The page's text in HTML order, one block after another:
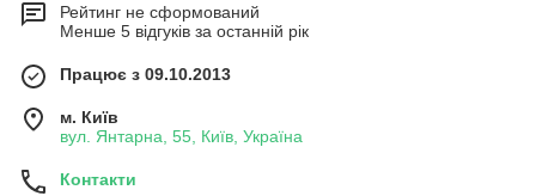
Рейтинг не сформований
Менше 5 відгуків за останній рік
Працює з 09.10.2013
м. Київ
вул. Янтарна, 55, Київ, Україна
Контакти